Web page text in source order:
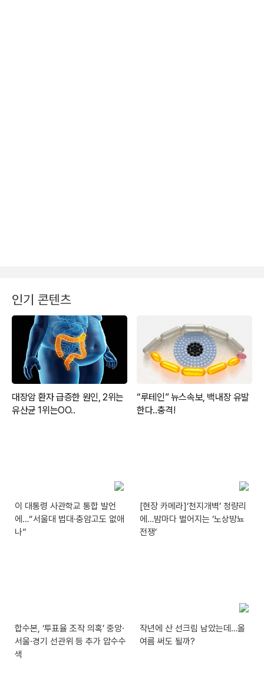
인기 콘텐츠
이 대통령 사관학교 통합 발언
에…“서울대 법대·충암고도 없애
나”
[현장 카메라]‘천지개벽’ 청량리
에…밤마다 벌어지는 ‘노상방뇨
전쟁’
합수본, ‘투표율 조작 의혹’ 중앙·
서울·경기 선관위 등 추가 압수수
색
작년에 산 선크림 남았는데…올
여름 써도 될까?